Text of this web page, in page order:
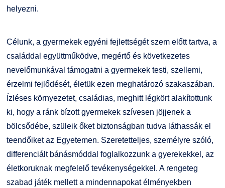
Szolgáltatások
Fordítási Szolgáltatások
GY.I.K.
DUE Hallgatói laptop használati segédlet
Kerpely Antal Szakkollégium KASZK
Kapcsolat
TDK/Tehetségnap
Online Studium
Képzési Életpályamodell
Atomerőművi Képzési Bázis
helyezni.
Célunk, a gyermekek egyéni fejlettségét szem előtt tartva, a
családdal együttműködve, megértő és következetes
nevelőmunkával támogatni a gyermekek testi, szellemi,
érzelmi fejlődését, életük ezen meghatározó szakaszában.
Ízléses környezetet, családias, meghitt légkört alakítottunk
ki, hogy a ránk bízott gyermekek szívesen jöjjenek a
bölcsődébe, szüleik őket biztonságban tudva láthassák el
teendőiket az Egyetemen. Szeretetteljes, személyre szóló,
differenciált bánásmóddal foglalkozzunk a gyerekekkel, az
életkoruknak megfelelő tevékenységekkel. A rengeteg
szabad játék mellett a mindennapokat élményekben